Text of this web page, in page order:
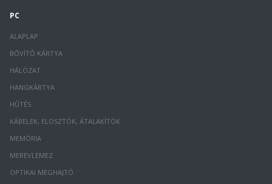
PC
ALAPLAP
BŐVÍTŐ KÁRTYA
HÁLÓZAT
HANGKÁRTYA
HŰTÉS
KÁBELEK, ELOSZTÓK, ÁTALAKÍTÓK
MEMÓRIA
MEREVLEMEZ
OPTIKAI MEGHAJTÓ